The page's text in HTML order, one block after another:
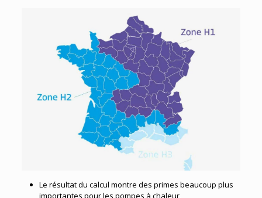
Le résultat du calcul montre des primes beaucoup plus
importantes pour les pompes à chaleur,